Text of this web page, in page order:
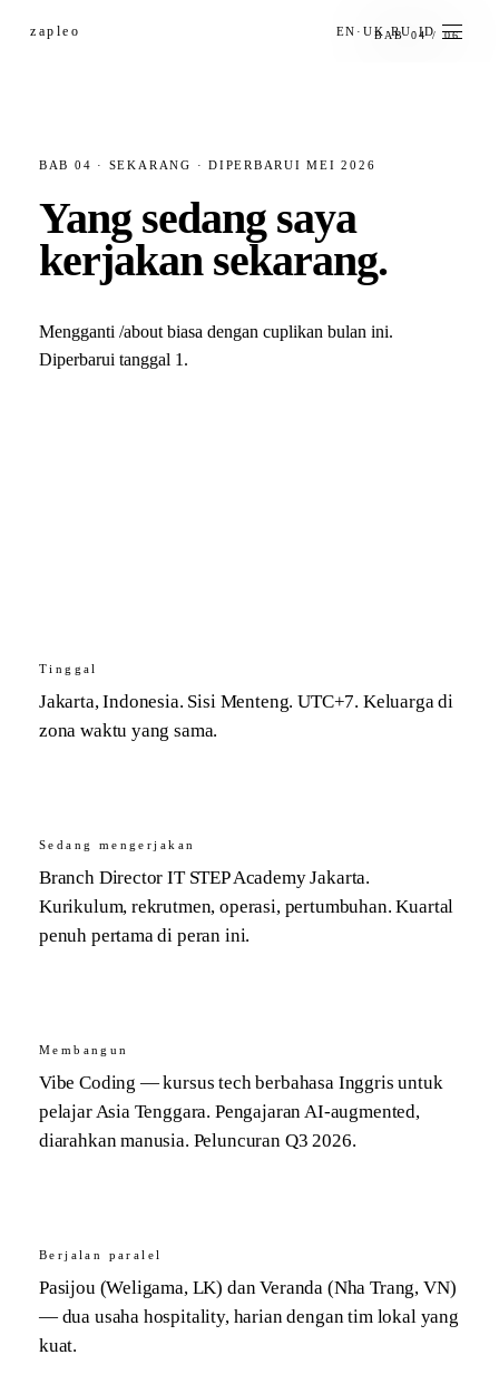
zapleo EN · UK ·RU·ID
Sekarang
Jurnal
Kontak
AI-Dima →
BAB 04 / 06
BAB 04 · SEKARANG · DIPERBARUI MEI 2026
Yang sedang saya
kerjakan sekarang.
Mengganti /about biasa dengan cuplikan bulan ini.
Diperbarui tanggal 1.
Tinggal
Jakarta, Indonesia. Sisi Menteng. UTC+7. Keluarga di
zona waktu yang sama.
Sedang mengerjakan
Branch Director IT STEP Academy Jakarta.
Kurikulum, rekrutmen, operasi, pertumbuhan. Kuartal
penuh pertama di peran ini.
Membangun
Vibe Coding — kursus tech berbahasa Inggris untuk
pelajar Asia Tenggara. Pengajaran AI-augmented,
diarahkan manusia. Peluncuran Q3 2026.
Berjalan paralel
Pasijou (Weligama, LK) dan Veranda (Nha Trang, VN)
— dua usaha hospitality, harian dengan tim lokal yang
kuat.